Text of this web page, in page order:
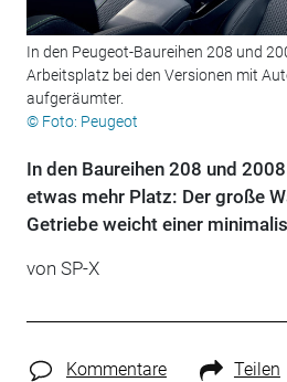
In den Peugeot-Baureihen 208 und
Arbeitsplatz bei den Versionen mit
aufgeräumter.
© Foto: Peugeot
In den Baureihen 208 und
etwas mehr Platz: Der große
Getriebe weicht einer
von SP-X
Kommentare Teilen